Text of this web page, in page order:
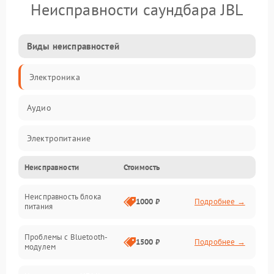
Неисправности саундбара JBL
Виды неисправностей
Электроника
Аудио
Электропитание
Интерфейсы
Связь
Неисправности Стоимость
Неисправность блока
питания
1000 ₽ Подробнее →
Проблемы с Bluetooth-
модулем
1500 ₽ Подробнее →